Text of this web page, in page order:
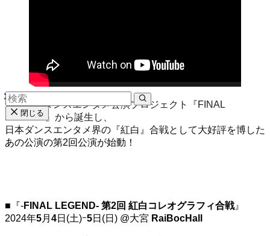
最高峰のダンスエンタメ公演プロジェクト『FINAL
LEGEND』から誕生し、
日本ダンスエンタメ界の『紅白』合戦として大好評を博した
あの公演の第2回公演が始動！
■ 『-FINAL LEGEND- 第2回 紅白コレオグラフィ合戦』
2024年5月 4日(土)ｰ5日(日) @大宮 RaiBocHall
閉じる